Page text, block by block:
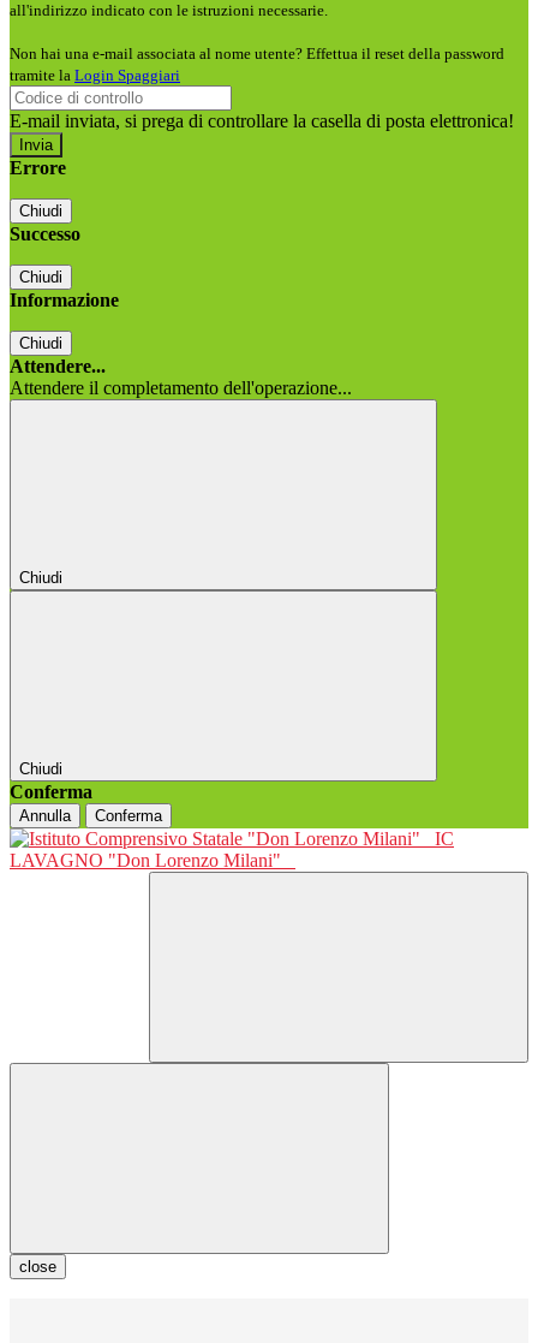
all'indirizzo indicato con le istruzioni necessarie.
Non hai una e-mail associata al nome utente? Effettua il reset della password
tramite la Login Spaggiari
E-mail inviata, si prega di controllare la casella di posta elettronica!
Errore
Chiudi
Successo
Chiudi
Informazione
Chiudi
Attendere...
Attendere il completamento dell'operazione...
Chiudi
Chiudi
Conferma
Annulla Conferma
IC
LAVAGNO "Don Lorenzo Milani"
close